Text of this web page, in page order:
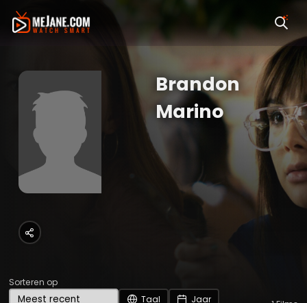
Brandon
Marino
Sorteren op
Taal
Jaar